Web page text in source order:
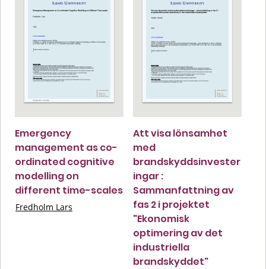
Emergency
management as co-
ordinated cognitive
modelling on
different time-scales
Fredholm Lars
Att visa lönsamhet
med
brandskyddsinvester
ingar :
Sammanfattning av
fas 2 i projektet
"Ekonomisk
optimering av det
industriella
brandskyddet"